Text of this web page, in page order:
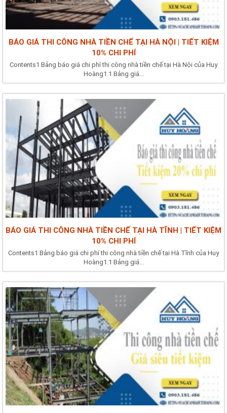
BÁO GIÁ THI CÔNG NHÀ TIỀN CHẾ TẠI HÀ NỘI | TIẾT KIỆM
10% CHI PHÍ
Contents1 Bảng báo giá chi phí thi công nhà tiền chế tại Hà Nội của Huy
Hoàng1.1 Bảng giá...
BÁO GIÁ THI CÔNG NHÀ TIỀN CHẾ TẠI HÀ TĨNH | TIẾT KIỆM
10% CHI PHÍ
Contents1 Bảng báo giá chi phí thi công nhà tiền chế tại Hà Tĩnh của Huy
Hoàng1.1 Bảng giá...